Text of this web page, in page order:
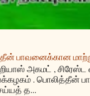
பாவனைக்கான
அகமட் , சிரேஸ்ட
. பொலித்தீன்
த...